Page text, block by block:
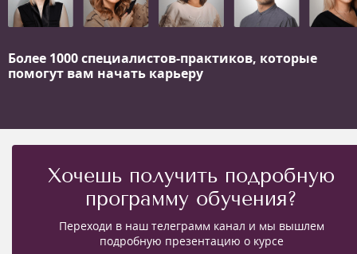
Более 1000 специалистов-практиков, которые
помогут вам начать карьеру
Хочешь получить подробную
программу обучения?
Переходи в наш телеграмм канал и мы вышлем
подробную презентацию о курсе